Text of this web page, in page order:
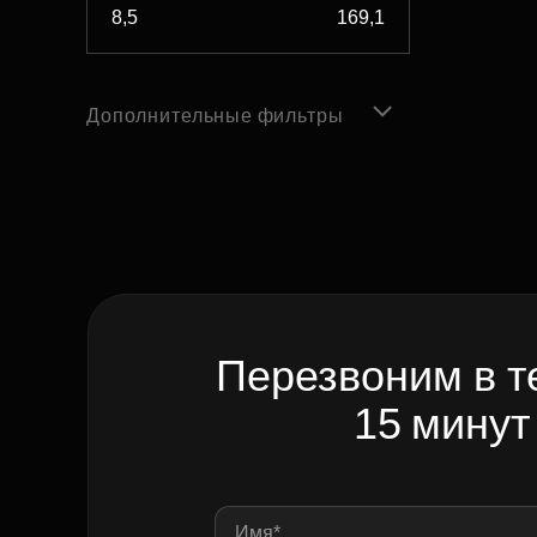
Дополнительные фильтры
Перезвоним в
15 минут